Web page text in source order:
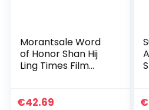
Morantsale Word
of Honor Shan Hij
Ling Times Film
Boek Zhang
€42.69 €